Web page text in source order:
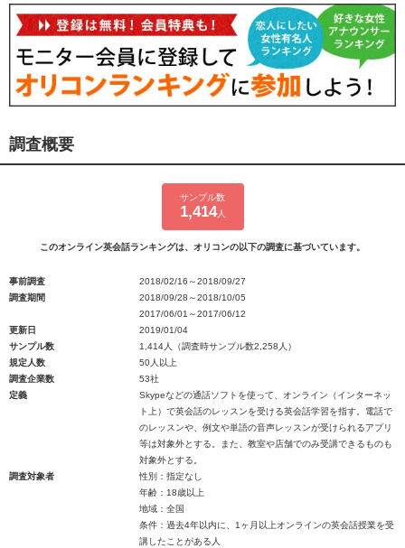
調査概要
サンプル数
1,414人
このオンライン英会話ランキングは、オリコンの以下の調査に基づいています。
事前調査
2018/02/16～2018/09/27
調査期間
2018/09/28～2018/10/05
2017/06/01～2017/06/12
更新日
2019/01/04
サンプル数
1,414人（調査時サンプル数2,258人）
規定人数
50人以上
調査企業数
53社
定義
Skypeなどの通話ソフトを使って、オンライン（インターネッ
ト上）で英会話のレッスンを受ける英会話学習を指す。電話で
のレッスンや、例文や単語の音声レッスンが受けられるアプリ
等は対象外とする。また、教室や店舗でのみ受講できるものも
対象外とする。
調査対象者
性別：指定なし
年齢：18歳以上
地域：全国
条件：過去4年以内に、1ヶ月以上オンラインの英会話授業を受
講したことがある人